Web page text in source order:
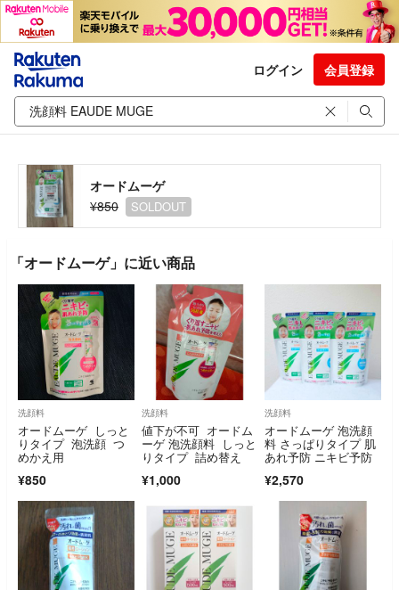
ログイン 会員登録
オードムーゲ
¥850
SOLDOUT
「オードムーゲ」に近い商品
洗顔料
オードムーゲ しっと
りタイプ 泡洗顔 つ
めかえ用
¥850
洗顔料
値下が不可 オードム
ーゲ 泡洗顔料 しっと
りタイプ 詰め替え
¥1,000
洗顔料
オードムーゲ 泡洗顔
料 さっぱりタイプ 肌
あれ予防 ニキビ予防
¥2,570